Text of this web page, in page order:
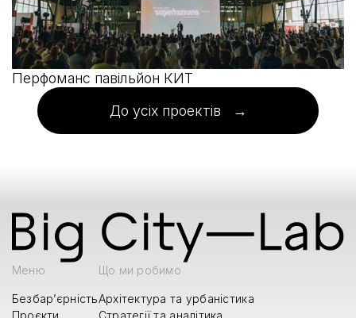
Перфоманс павільйон КИТ
До усіх проектів →
Меню
Безбар’єрність
Проєкти
Що ми робимо
Архітектура та урбаністика
Стратегії та аналітика